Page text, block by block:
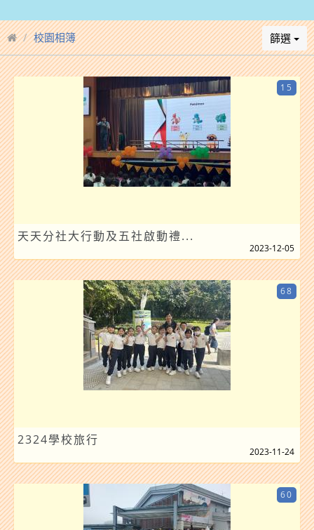
校園相簿 篩選
天天分社大行動及五社啟動禮...
15
2023-12-05
2324學校旅行
68
2023-11-24
60